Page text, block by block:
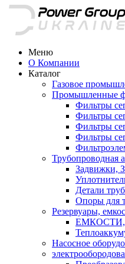
Меню
О Компании
Каталог
Газовое
Промышленные
Фильтры
Фильтры
Фильтры
Фильтры
Трубопроводная
Задвижки,
Детали
Опоры для
Резервуары,
ЕМКОСТИ,
Насосное